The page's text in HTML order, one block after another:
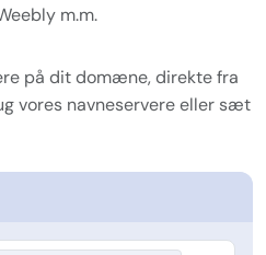
m.m.
på dit domæne, direkte fra
vores navneservere eller sæt